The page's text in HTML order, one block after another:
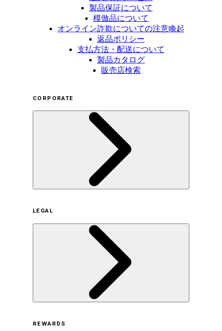
製品保証について
模倣品について
オンライン詐欺についての注意喚起
返品ポリシー
支払方法・配送について
製品カタログ
販売店検索
CORPORATE
サステナビリティの取り組み（日本）
サステナビリティの取り組み（米国/英語）
ヒストリー
採用情報
LEGAL
REWARDS